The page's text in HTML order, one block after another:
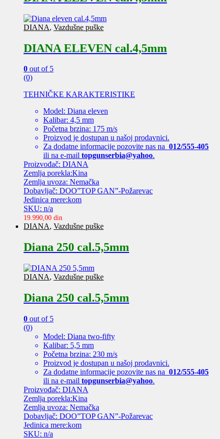
DIANA, Vazdušne puške
DIANA ELEVEN cal.4,5mm
0 out of 5
(0)
TEHNIČKE KARAKTERISTIKE
Model: Diana eleven
Kalibar: 4,5 mm
Početna brzina: 175 m/s
Proizvod je dostupan u našoj prodavnici.
Za dodatne informacije pozovite nas na 012/555-405
ili na e-mail topgunserbia@yahoo.
Proizvođač: DIANA
Zemlja porekla:Kina
Zemlja uvoza: Nemačka
Dobavljač: DOO”TOP GAN”-Požarevac
Jedinica mere:kom
SKU: n/a
19.990,00 din
DIANA, Vazdušne puške
Diana 250 cal.5,5mm
DIANA, Vazdušne puške
Diana 250 cal.5,5mm
0 out of 5
(0)
Model: Diana two-fifty
Kalibar: 5,5 mm
Početna brzina: 230 m/s
Proizvod je dostupan u našoj prodavnici.
Za dodatne informacije pozovite nas na 012/555-405
ili na e-mail topgunserbia@yahoo.
Proizvođač: DIANA
Zemlja porekla:Kina
Zemlja uvoza: Nemačka
Dobavljač: DOO”TOP GAN”-Požarevac
Jedinica mere:kom
SKU: n/a